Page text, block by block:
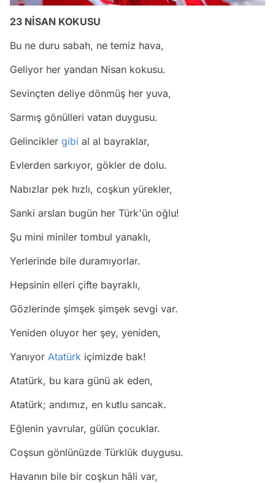
23 NİSAN KOKUSU
Bu ne duru sabah, ne temiz hava,
Geliyor her yandan Nisan kokusu.
Sevinçten deliye dönmüş her yuva,
Sarmış gönülleri vatan duygusu.
Gelincikler gibi al al bayraklar,
Evlerden sarkıyor, gökler de dolu.
Nabızlar pek hızlı, coşkun yürekler,
Sanki arslan bugün her Türk'ün oğlu!
Şu mini miniler tombul yanaklı,
Yerlerinde bile duramıyorlar.
Hepsinin elleri çifte bayraklı,
Gözlerinde şimşek şimşek sevgi var.
Yeniden oluyor her şey, yeniden,
Yanıyor Atatürk içimizde bak!
Atatürk, bu kara günü ak eden,
Atatürk; andımız, en kutlu sancak.
Eğlenin yavrular, gülün çocuklar.
Coşsun gönlünüzde Türklük duygusu.
Havanın bile bir coşkun hâli var,